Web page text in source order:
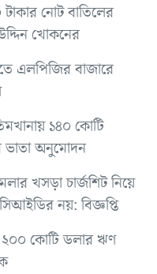
নোট বাতিলের
খোকনের
এলপিজির বাজারে
১৪০ কোটি
ভাতা অনুমোদন
খসড়া চার্জশিট নিয়ে
নয়: বিজ্ঞপ্তি
২০০ কোটি ডলার ঋণ